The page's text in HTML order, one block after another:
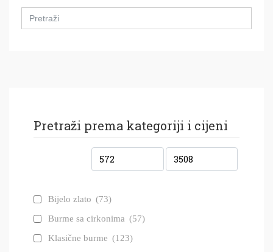
Search
for:
Pretraži prema kategoriji i cijeni
Bijelo zlato (73)
Burme sa cirkonima (57)
Klasične burme (123)